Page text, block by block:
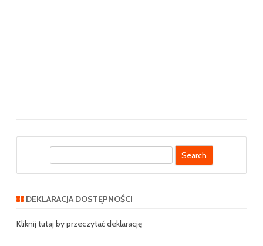
r
h
DEKLARACJA DOSTĘPNOŚCI
Kliknij tutaj by przeczytać deklarację